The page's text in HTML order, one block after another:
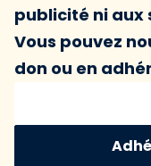
publicité ni aux
Vous pouvez
don ou en